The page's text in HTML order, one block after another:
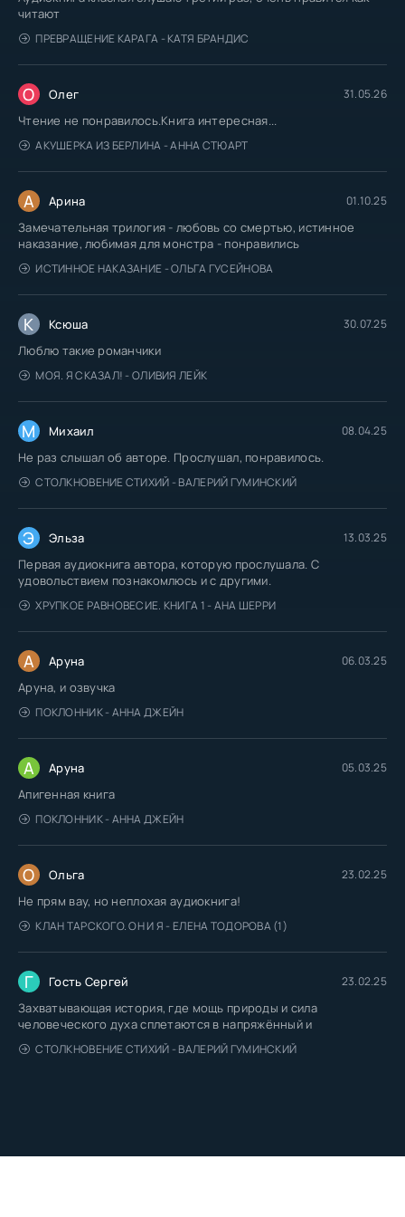
читают
ПРЕВРАЩЕНИЕ КАРАГА - КАТЯ БРАНДИС
О Олег 31.05.26
Чтение не понравилось.Книга интересная...
АКУШЕРКА ИЗ БЕРЛИНА - АННА СТЮАРТ
А Арина 01.10.25
Замечательная трилогия - любовь со смертью, истинное
наказание, любимая для монстра - понравились
ИСТИННОЕ НАКАЗАНИЕ - ОЛЬГА ГУСЕЙНОВА
К Ксюша 30.07.25
Люблю такие романчики
МОЯ. Я СКАЗАЛ! - ОЛИВИЯ ЛЕЙК
М Михаил 08.04.25
Не раз слышал об авторе. Прослушал, понравилось.
СТОЛКНОВЕНИЕ СТИХИЙ - ВАЛЕРИЙ ГУМИНСКИЙ
Э Эльза 13.03.25
Первая аудиокнига автора, которую прослушала. С
удовольствием познакомлюсь и с другими.
ХРУПКОЕ РАВНОВЕСИЕ. КНИГА 1 - АНА ШЕРРИ
А Аруна 06.03.25
Аруна, и озвучка
ПОКЛОННИК - АННА ДЖЕЙН
А Аруна 05.03.25
Апигенная книга
ПОКЛОННИК - АННА ДЖЕЙН
О Ольга 23.02.25
Не прям вау, но неплохая аудиокнига!
КЛАН ТАРСКОГО. ОН И Я - ЕЛЕНА ТОДОРОВА (1)
Г Гость Сергей 23.02.25
Захватывающая история, где мощь природы и сила
человеческого духа сплетаются в напряжённый и
СТОЛКНОВЕНИЕ СТИХИЙ - ВАЛЕРИЙ ГУМИНСКИЙ